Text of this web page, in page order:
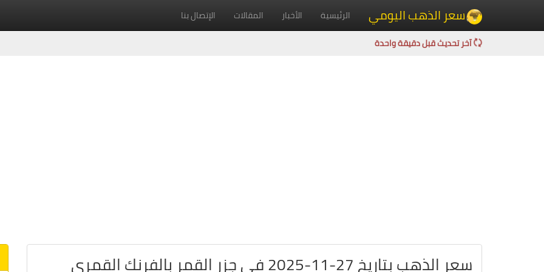
سعر الذهب اليومي الرئيسية الأخبار المقالات الإتصال بنا
آخر تحديث قبل دقيقة واحدة
سعر الذهب بتاريخ 27-11-2025 في جزر القمر بالفرنك القمري